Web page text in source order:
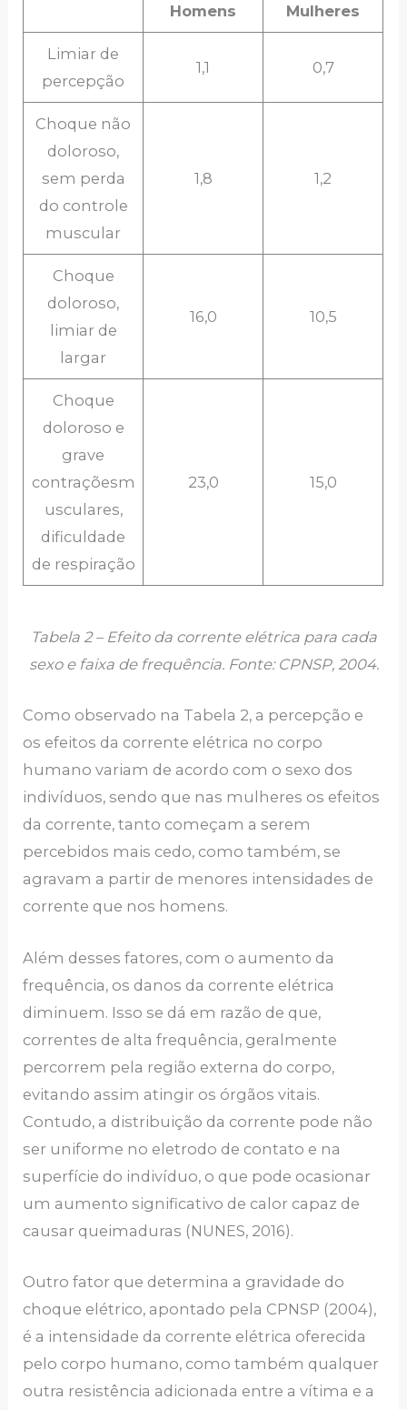
Homens Mulheres
Limiar de
percepção
1,1 0,7
Choque não
doloroso,
sem perda
do controle
muscular
1,8 1,2
Choque
doloroso,
limiar de
largar
16,0 10,5
Choque
doloroso e
grave
contraçõesm
usculares,
dificuldade
de respiração
23,0 15,0
Tabela 2 – Efeito da corrente elétrica para cada
sexo e faixa de frequência. Fonte: CPNSP, 2004.
Como observado na Tabela 2, a percepção e
os efeitos da corrente elétrica no corpo
humano variam de acordo com o sexo dos
indivíduos, sendo que nas mulheres os efeitos
da corrente, tanto começam a serem
percebidos mais cedo, como também, se
agravam a partir de menores intensidades de
corrente que nos homens.
Além desses fatores, com o aumento da
frequência, os danos da corrente elétrica
diminuem. Isso se dá em razão de que,
correntes de alta frequência, geralmente
percorrem pela região externa do corpo,
evitando assim atingir os órgãos vitais.
Contudo, a distribuição da corrente pode não
ser uniforme no eletrodo de contato e na
superfície do indivíduo, o que pode ocasionar
um aumento significativo de calor capaz de
causar queimaduras (NUNES, 2016).
Outro fator que determina a gravidade do
choque elétrico, apontado pela CPNSP (2004),
é a intensidade da corrente elétrica oferecida
pelo corpo humano, como também qualquer
outra resistência adicionada entre a vítima e a